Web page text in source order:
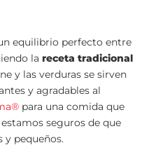
equilibrio perfecto entre
la receta tradicional
y las verduras se sirven
y agradables al
para una comida que
seguros de que
y pequeños.